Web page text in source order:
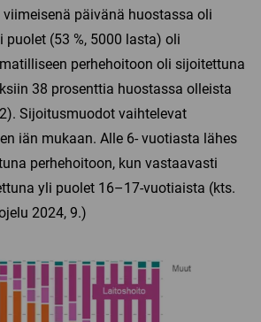
viimeisenä päivänä huostassa oli
(53 %, 5000 lasta) oli
perhehoitoon oli sijoitettuna
38 prosenttia huostassa olleista
Sijoitusmuodot vaihtelevat
iän mukaan. Alle 6- vuotiasta lähes
perhehoitoon, kun vastaavasti
yli puolet 16–17-vuotiaista (kts.
2024, 9.)